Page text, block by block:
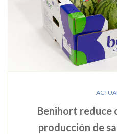
Benihort reduce
producción de